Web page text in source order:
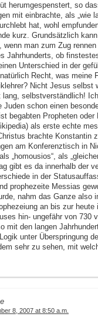
herumgespenstert, so
mit einbrachte, als „wie
hat, wohl
kurz. Grundsätzlich
wenn man zum Zug
Jahrhunderts, ob
Unterschied in der
Recht, was meine
Nicht Jesus selbst
lang, selbstverständlich!
Juden schon einen
begabten Propheten
als erste echte
brachte Konstantin
am Konferenztisch in
„homousios“, als
gibt es da innerhalb der
in der
prophezeite Messias
nahm das Ganze also
an bis zur
hin- ungefähr von 730
mit den langen
unter Überspringung
sehr zu sehen, mit
8, 2007 at 8:50 a.m.